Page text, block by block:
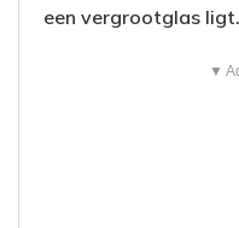
een vergrootglas ligt.
▼